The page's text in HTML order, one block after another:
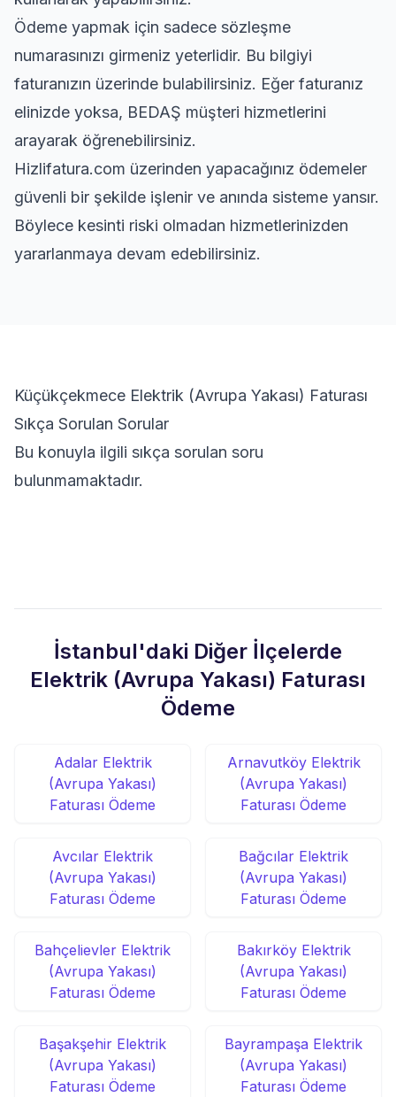
Ödeme yapmak için sadece sözleşme
numarasınızı girmeniz yeterlidir. Bu bilgiyi
faturanızın üzerinde bulabilirsiniz. Eğer faturanız
elinizde yoksa, BEDAŞ müşteri hizmetlerini
arayarak öğrenebilirsiniz.
Hizlifatura.com üzerinden yapacağınız ödemeler
güvenli bir şekilde işlenir ve anında sisteme yansır.
Böylece kesinti riski olmadan hizmetlerinizden
yararlanmaya devam edebilirsiniz.
Küçükçekmece Elektrik (Avrupa Yakası) Faturası
Sıkça Sorulan Sorular
Bu konuyla ilgili sıkça sorulan soru
bulunmamaktadır.
İstanbul'daki Diğer İlçelerde
Elektrik (Avrupa Yakası) Faturası
Ödeme
Adalar Elektrik
(Avrupa Yakası)
Faturası Ödeme
Arnavutköy Elektrik
(Avrupa Yakası)
Faturası Ödeme
Avcılar Elektrik
(Avrupa Yakası)
Faturası Ödeme
Bağcılar Elektrik
(Avrupa Yakası)
Faturası Ödeme
Bahçelievler Elektrik
(Avrupa Yakası)
Faturası Ödeme
Bakırköy Elektrik
(Avrupa Yakası)
Faturası Ödeme
Başakşehir Elektrik
(Avrupa Yakası)
Faturası Ödeme
Bayrampaşa Elektrik
(Avrupa Yakası)
Faturası Ödeme